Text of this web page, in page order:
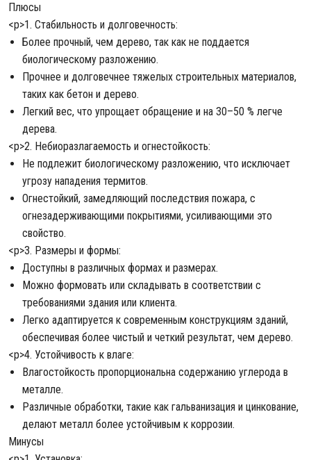
Плюсы
<р>1. Стабильность и долговечность:
Более прочный, чем дерево, так как не поддается
биологическому разложению.
Прочнее и долговечнее тяжелых строительных материалов,
таких как бетон и дерево.
Легкий вес, что упрощает обращение и на 30–50 % легче
дерева.
<р>2. Небиоразлагаемость и огнестойкость:
Не подлежит биологическому разложению, что исключает
угрозу нападения термитов.
Огнестойкий, замедляющий последствия пожара, с
огнезадерживающими покрытиями, усиливающими это
свойство.
<р>3. Размеры и формы:
Доступны в различных формах и размерах.
Можно формовать или складывать в соответствии с
требованиями здания или клиента.
Легко адаптируется к современным конструкциям зданий,
обеспечивая более чистый и четкий результат, чем дерево.
<р>4. Устойчивость к влаге:
Влагостойкость пропорциональна содержанию углерода в
металле.
Различные обработки, такие как гальванизация и цинкование,
делают металл более устойчивым к коррозии.
Минусы